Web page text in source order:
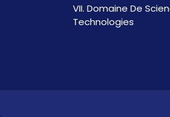
VII. Domaine De
Technologies